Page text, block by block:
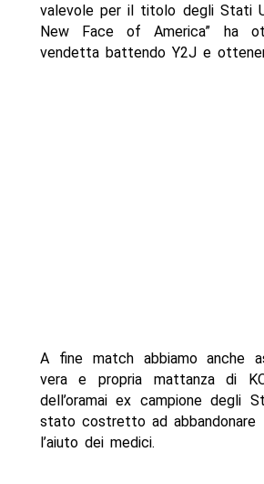
valevole per il titolo degli Stati
New Face of America” ha
vendetta battendo Y2J e
A fine match abbiamo anche
vera e propria mattanza di
dell’oramai ex campione degli
stato costretto ad abbandonare
l’aiuto dei medici.